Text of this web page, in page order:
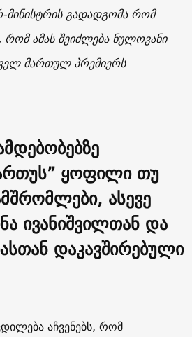
გადადგომა რომ
ამას შეიძლება ნულოვანი
მართულ პრემიერს
ყოფილი თუ
ასევე
ივანიშვილთან და
დაკავშირებული
აჩვენებს, რომ